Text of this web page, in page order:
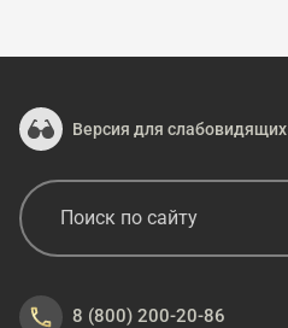
Версия для слабовидящих
8 (800) 200-20-86